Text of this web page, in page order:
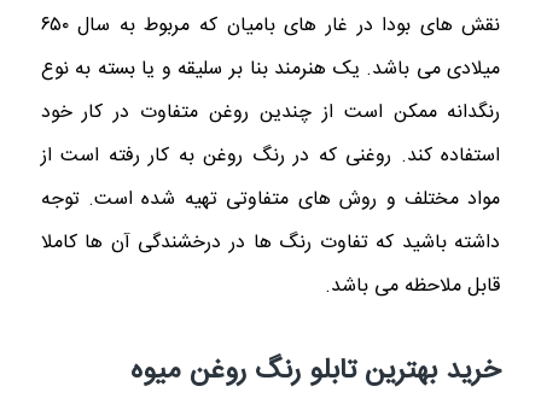
نقش های بودا در غار های بامیان که مربوط به سال ۶۵۰
میلادی می باشد. یک هنرمند بنا بر سلیقه و یا بسته به نوع
رنگدانه ممکن است از چندین روغن متفاوت در کار خود
استفاده کند. روغنی که در رنگ روغن به کار رفته است از
مواد مختلف و روش های متفاوتی تهیه شده است. توجه
داشته باشید که تفاوت رنگ ها در درخشندگی آن ها کاملا
قابل ملاحظه می باشد.
خرید بهترین تابلو رنگ روغن میوه